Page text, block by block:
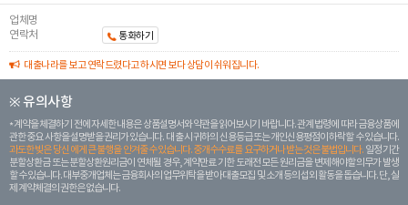
업체명
연락처
통화하기
대출나라를 보고 연락드렸다고 하시면 보다 상담이 쉬워집니다.
※ 유의사항
계약을 체결하기 전에 자세한 내용은 상품설명서와 약관을 읽어보시기 바랍니다. 관계 법령에 따라 금융상품에
관한 중요 사항을 설명받을 권리가 있습니다. 대 출 시 귀하의 신용등급 또는 개인신용평점이 하락할 수 있습니다.
과도한 빚은 당신 에게 큰 불행을 안겨줄 수 있습니다. 중개수수료를 요구하거나 받는 것은 불법입니다. 일정 기간
분할상환금 또는 분할상환원리금이 연체될 경우, 계약만료 기한 도래전 모든 원리금을 변제해야할 의무가 발생
할 수 있습니다. 대부중개업체는 금융회사의 업무위탁을 받아 대출모집 및 소개 등의 섭외 활동을 돕습니다. 단, 실
제 계약체결의 권한은 없습니다.